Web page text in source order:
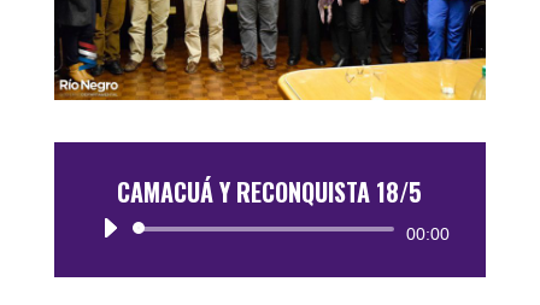
CAMACUÁ Y RECONQUISTA 18/5
Reproductor
00:00